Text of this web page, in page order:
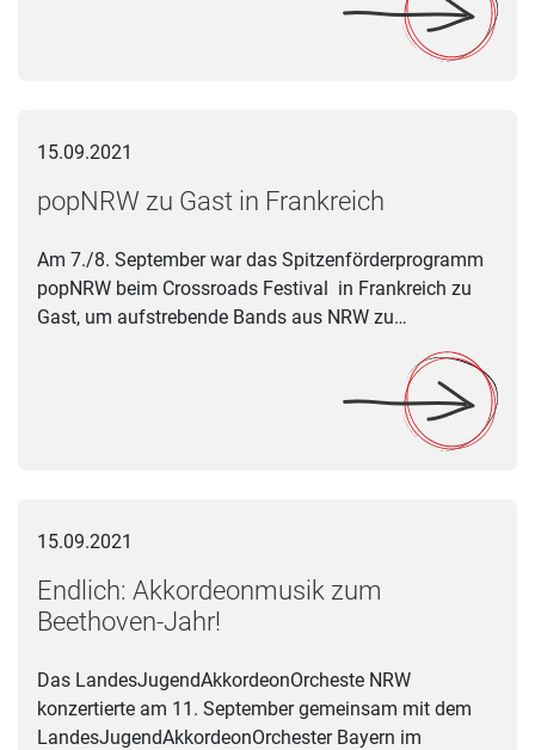
15.09.2021
popNRW zu Gast in Frankreich
Am 7./8. September war das Spitzenförderprogramm
popNRW beim Crossroads Festival in Frankreich zu
Gast, um aufstrebende Bands aus NRW zu…
15.09.2021
Endlich: Akkordeonmusik zum
Beethoven-Jahr!
Das LandesJugendAkkordeonOrcheste NRW
konzertierte am 11. September gemeinsam mit dem
LandesJugendAkkordeonOrchester Bayern im